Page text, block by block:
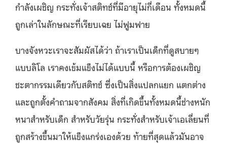
กำลังเผชิญ กระทั่งเจ้าสติทช์ที่มีอายุไม่กี่เดือน ทั้งหมดนี้
ถูกเล่าในลักษณะที่เรียบเฉย ไม่ฟูมฟาย
บางจังหวะเราจะสัมผัสได้ว่า ถ้าเราเป็นเด็กที่ดูสบายๆ
แบบลิโล เราคงเข้มแข็งไม่ได้แบบนี้ หรือการต้องเผชิญ
ชะตากรรมเดียวกับสติทช์ ซึ่งเป็นสิ่งแปลกแยก แตกต่าง
และถูกตั้งคำถามจากสังคม สิ่งที่เกิดขึ้นทั้งหมดนี้ช่างหนัก
หนาสำหรับเด็ก สำหรับวัยรุ่น กระทั่งสำหรับเจ้าเอเลี่ยนที่
ถูกสร้างขึ้นมาให้แข็งแกร่งเองด้วย ท้ายที่สุดแล้วมันอาจ